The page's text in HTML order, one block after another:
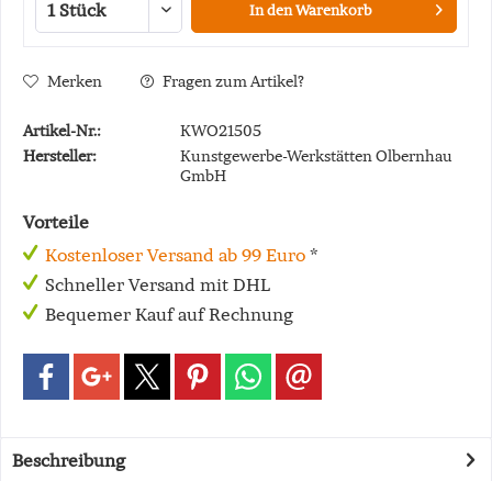
In denWarenkorb
Merken Fragen zum Artikel?
Artikel-Nr.:
KWO21505
Hersteller:
Kunstgewerbe-Werkstätten Olbernhau
GmbH
Vorteile
Kostenloser Versand ab 99 Euro *
Schneller Versand mit DHL
Bequemer Kauf auf Rechnung
Beschreibung